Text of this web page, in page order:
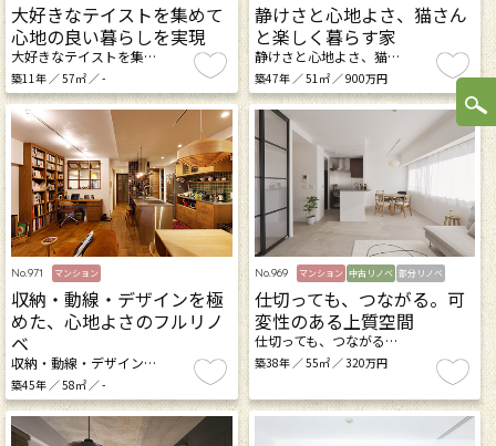
大好きなテイストを集めて
心地の良い暮らしを実現
大好きなテイストを集…
築11年 ／ 57㎡ ／ -
静けさと心地よさ、猫さん
と楽しく暮らす家
静けさと心地よさ、猫…
築47年 ／ 51㎡ ／ 900万円
No.971 マンション
収納・動線・デザインを極
めた、心地よさのフルリノ
ベ
収納・動線・デザイン…
築45年 ／ 58㎡ ／ -
No.969 マンション 中古リノベ 部分リノベ
仕切っても、つながる。可
変性のある上質空間
仕切っても、つながる…
築38年 ／ 55㎡ ／ 320万円